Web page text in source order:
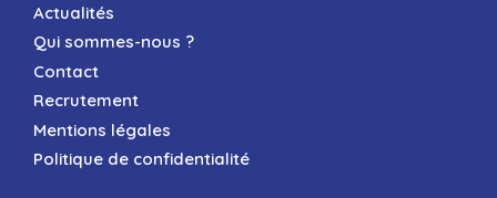
Actualités
Qui sommes-nous ?
Contact
Recrutement
Mentions légales
Politique de confidentialité